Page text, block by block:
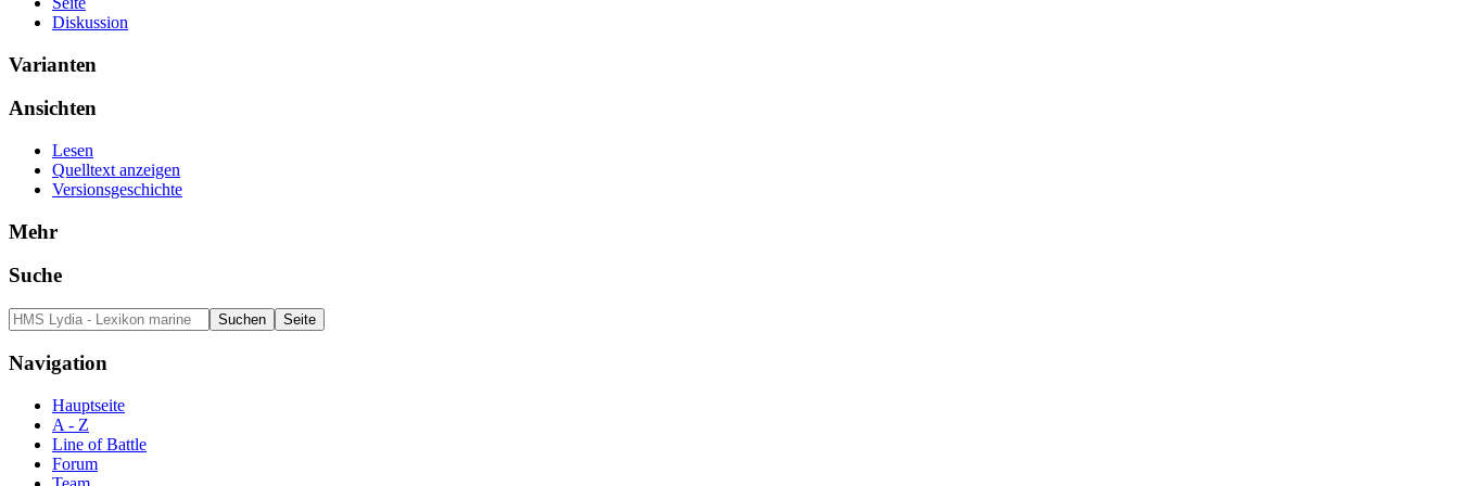
Diskussion
Varianten
Ansichten
Lesen
Quelltext anzeigen
Versionsgeschichte
Mehr
Suche
Navigation
Hauptseite
A - Z
Line of Battle
Forum